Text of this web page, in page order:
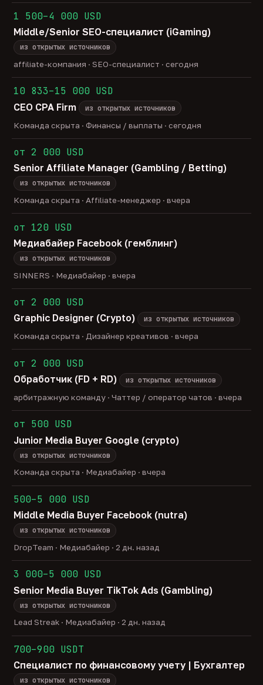
1 500–4 000 USD
Middle/Senior SEO-специалист (iGaming)
из открытых источников
affiliate-компания · SEO-специалист · сегодня
10 833–15 000 USD
CEO CPA Firm
из открытых источников
Команда скрыта · Финансы / выплаты · сегодня
от 2 000 USD
Senior Affiliate Manager (Gambling / Betting)
из открытых источников
Команда скрыта · Affiliate-менеджер · вчера
от 120 USD
Медиабайер Facebook (гемблинг)
из открытых источников
SINNERS · Медиабайер · вчера
от 2 000 USD
Graphic Designer (Crypto)
из открытых источников
Команда скрыта · Дизайнер креативов · вчера
от 2 000 USD
Обработчик (FD + RD)
из открытых источников
арбитражную команду · Чаттер / оператор чатов · вчера
от 500 USD
Junior Media Buyer Google (crypto)
из открытых источников
Команда скрыта · Медиабайер · вчера
500–5 000 USD
Middle Media Buyer Facebook (nutra)
из открытых источников
DropTeam · Медиабайер · 2 дн. назад
3 000–5 000 USD
Senior Media Buyer TikTok Ads (Gambling)
из открытых источников
Lead Streak · Медиабайер · 2 дн. назад
700–900 USDT
Специалист по финансовому учету | Бухгалтер
из открытых источников